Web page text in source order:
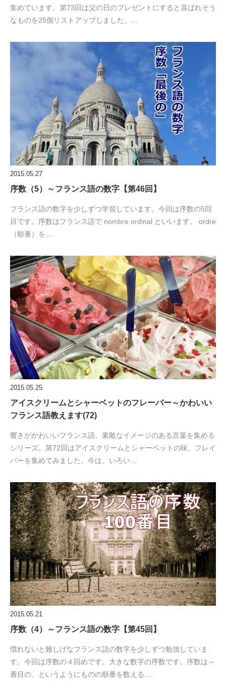
集めています。第73回は父の日のプレゼントにすると喜ばれそう
なものを25個リストアップしました。…
2015.05.27
序数（5）～フランス語の数字【第46回】
フランス語の数字を少しずつ学習しています。今回は序数の5回
目です。序数はフランス語で nombre ordinal といいます。 ordre
（順番）を…
2015.05.25
アイスクリームとシャーベットのフレーバー～かわいい
フランス語教えます(72)
響きがかわいいフランス語、素敵なイメージのある言葉を集める
シリーズ。第72回はアイスクリームとシャーベットの味、フレイ
バーを集めてみました。今は、いろい…
2015.05.21
序数（4）～フランス語の数字【第45回】
慣れないと難しげなフランス語の数字を少しずつ勉強していま
す。今回は序数の４回めです。大きな数字の序数です。序数は～
番目の、というようにものの順番を数える…